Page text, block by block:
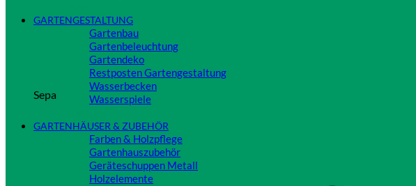
Sepa
GARTENGESTALTUNG
Gartenbau
Gartenbeleuchtung
Gartendeko
Restposten Gartengestaltung
Wasserbecken
Wasserspiele
GARTENHÄUSER & ZUBEHÖR
Farben & Holzpflege
Gartenhauszubehör
Geräteschuppen Metall
Holzelemente